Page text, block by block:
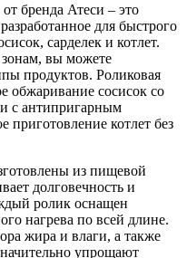
бренда Атеси – это
для быстрого
сарделек и котлет.
вы можете
продуктов. Роликовая
обжаривание сосисок со
с антипригарным
приготовление котлет без
из пищевой
долговечность и
ролик оснащен
нагрева по всей длине.
жира и влаги, а также
упрощают